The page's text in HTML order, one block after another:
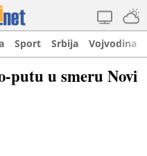
Sport Srbija Vojvodina
putu u smeru Novi